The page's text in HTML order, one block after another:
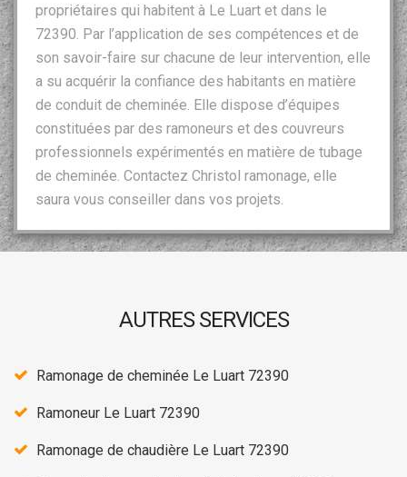
propriétaires qui habitent à Le Luart et dans le
72390. Par l’application de ses compétences et de
son savoir-faire sur chacune de leur intervention, elle
a su acquérir la confiance des habitants en matière
de conduit de cheminée. Elle dispose d’équipes
constituées par des ramoneurs et des couvreurs
professionnels expérimentés en matière de tubage
de cheminée. Contactez Christol ramonage, elle
saura vous conseiller dans vos projets.
AUTRES SERVICES
Ramonage de cheminée Le Luart 72390
Ramoneur Le Luart 72390
Ramonage de chaudière Le Luart 72390